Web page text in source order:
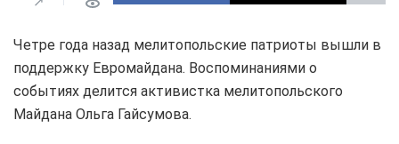
Четре года назад мелитопольские патриоты вышли в
поддержку Евромайдана. Воспоминаниями о
событиях делится активистка мелитопольского
Майдана Ольга Гайсумова.